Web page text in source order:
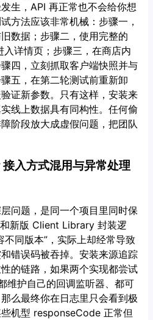
生，API 再正常也不会给你想
方法应该非常机械：步骤一，
数据；步骤二，使用完整的
详情页；步骤三，在商店内
四，立刻抓取客户端快照并与
五，在第二轮测试前重新卸
证新参数。只有这样，安装来
线上数据具有同构性。任何偷
阶段放大成虚假问题，把团队
入方式混用与异常处理
问题，是同一个项目里同时保
新版 Client Library 封装逻
不同版本”，实际上却经常导致
错误码被吞掉。安装来源追踪
的链路，如果两个实现都尝试
维护自己的回调监听器、都可
么最终你在日志里只会看到极
机型 responseCode 正常但